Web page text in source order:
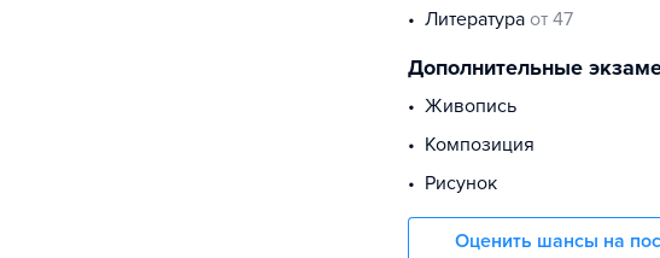
литература от 47
Дополнительные
живопись
композиция
рисунок
Оценить шансы на